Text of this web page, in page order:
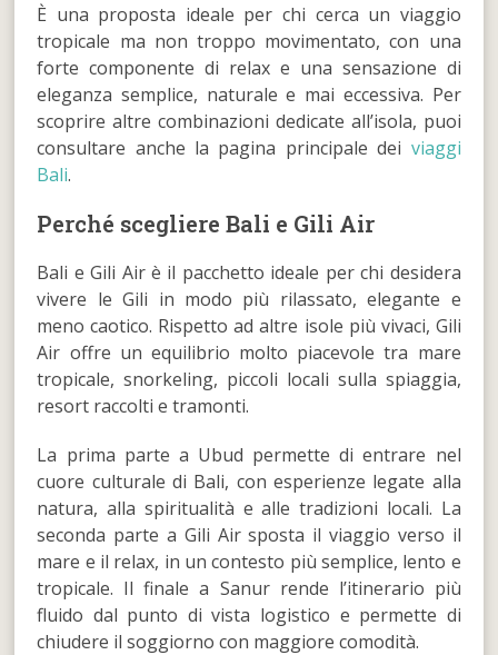
È una proposta ideale per chi cerca un viaggio
tropicale ma non troppo movimentato, con una
forte componente di relax e una sensazione di
eleganza semplice, naturale e mai eccessiva. Per
scoprire altre combinazioni dedicate all’isola, puoi
consultare anche la pagina principale dei viaggi
Bali.
Perché scegliere Bali e Gili Air
Bali e Gili Air è il pacchetto ideale per chi desidera
vivere le Gili in modo più rilassato, elegante e
meno caotico. Rispetto ad altre isole più vivaci, Gili
Air offre un equilibrio molto piacevole tra mare
tropicale, snorkeling, piccoli locali sulla spiaggia,
resort raccolti e tramonti.
La prima parte a Ubud permette di entrare nel
cuore culturale di Bali, con esperienze legate alla
natura, alla spiritualità e alle tradizioni locali. La
seconda parte a Gili Air sposta il viaggio verso il
mare e il relax, in un contesto più semplice, lento e
tropicale. Il finale a Sanur rende l’itinerario più
fluido dal punto di vista logistico e permette di
chiudere il soggiorno con maggiore comodità.